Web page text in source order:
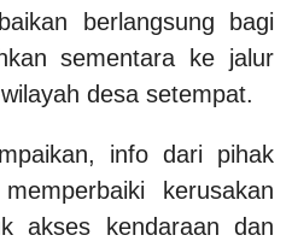
berlangsung bagi
sementara ke jalur
desa setempat.
info dari pihak
kerusakan
akses kendaraan dan